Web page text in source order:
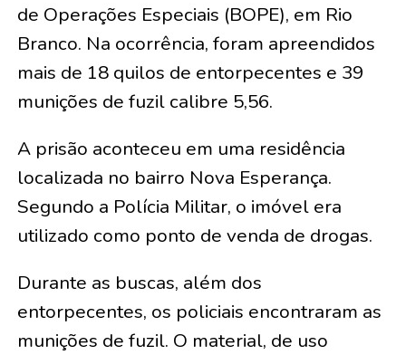
de Operações Especiais (BOPE), em Rio
Branco. Na ocorrência, foram apreendidos
mais de 18 quilos de entorpecentes e 39
munições de fuzil calibre 5,56.
A prisão aconteceu em uma residência
localizada no bairro Nova Esperança.
Segundo a Polícia Militar, o imóvel era
utilizado como ponto de venda de drogas.
Durante as buscas, além dos
entorpecentes, os policiais encontraram as
munições de fuzil. O material, de uso